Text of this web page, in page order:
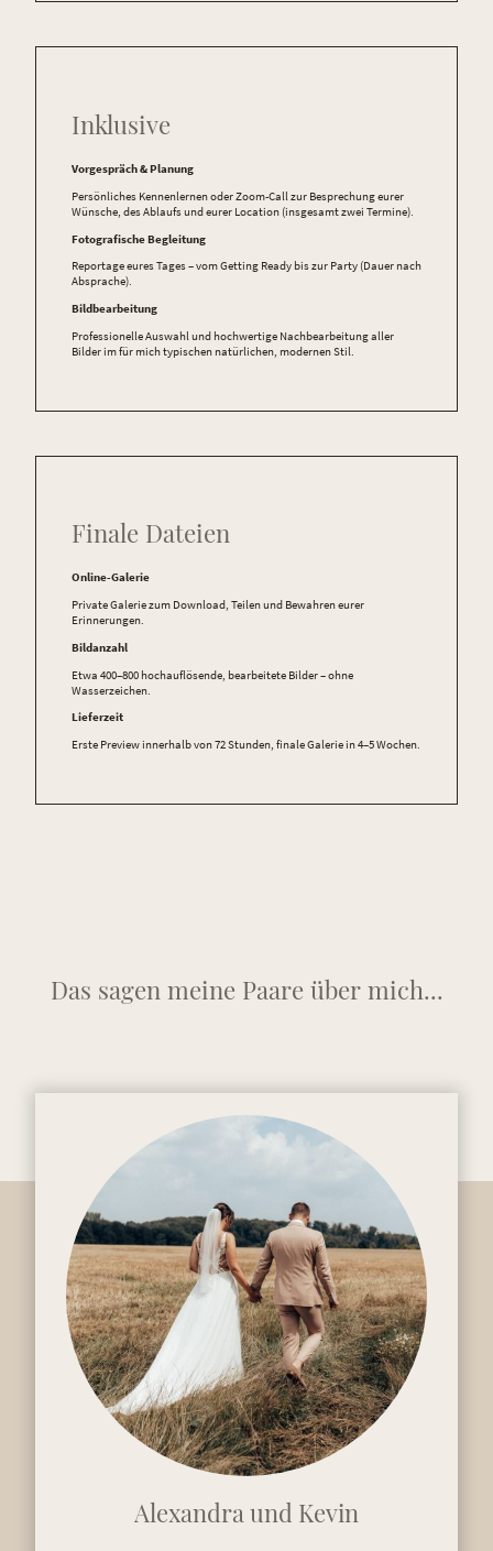
Inklusive
Vorgespräch & Planung
Persönliches Kennenlernen oder Zoom-Call zur Besprechung eurer
Wünsche, des Ablaufs und eurer Location (insgesamt zwei Termine).
Fotografische Begleitung
Reportage eures Tages – vom Getting Ready bis zur Party (Dauer nach
Absprache).
Bildbearbeitung
Professionelle Auswahl und hochwertige Nachbearbeitung aller
Bilder im für mich typischen natürlichen, modernen Stil.
Finale Dateien
Online-Galerie
Private Galerie zum Download, Teilen und Bewahren eurer
Erinnerungen.
Bildanzahl
Etwa 400–800 hochauflösende, bearbeitete Bilder – ohne
Wasserzeichen.
Lieferzeit
Erste Preview innerhalb von 72 Stunden, finale Galerie in 4–5 Wochen.
Das sagen meine Paare über mich...
Alexandra und Kevin